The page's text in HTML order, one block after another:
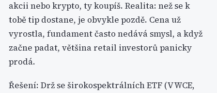
akcii nebo krypto, ty koupíš. Realita: než se k
tobě tip dostane, je obvykle pozdě. Cena už
vyrostla, fundament často nedává smysl, a když
začne padat, většina retail investorů panicky
prodá.
Řešení: Drž se širokospektrálních ETF (VWCE,